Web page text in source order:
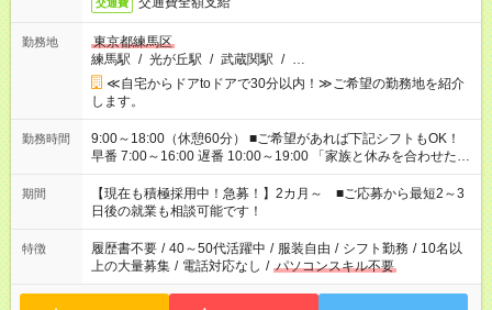
交通費
勤務地
東京都練馬区
練馬駅 / 光が丘駅 / 武蔵関駅 / …
≪自宅からドアtoドアで30分以内！≫ご希望の勤務地を紹介
します。
勤務時間
9:00～18:00（休憩60分） ■ご希望があれば下記シフトもOK！
早番 7:00～16:00 遅番 10:00～19:00 「家族と休みを合わせた
い」 「余裕を持って夕飯の準備がしたい」 「できれば残業はし
たくない」 など、ご希望を教えてくださいね。 ※Wワーク希望
の方へ 今ご覧のお仕事で希望する勤務時間と、もう1つのお仕事
の勤務時間。 合計で週40時間を超える場合は応募できません。
期間
【現在も積極採用中！急募！】2カ月～ ■ご応募から最短2～3
日後の就業も相談可能です！
特徴 履歴書不要 / 40～50代活躍中 / 服装自由 / シフト勤務 / 10名以
上の大量募集 / 電話対応なし / パソコンスキル不要